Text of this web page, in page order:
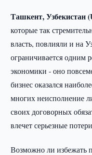
Ташкент, Узбекистан
которые так
власть, повлияли и на
ограничивается одним
экономики - оно
бизнес оказался
многих неисполнение
своих договорных
влечет серьезные
Возможно ли избежать